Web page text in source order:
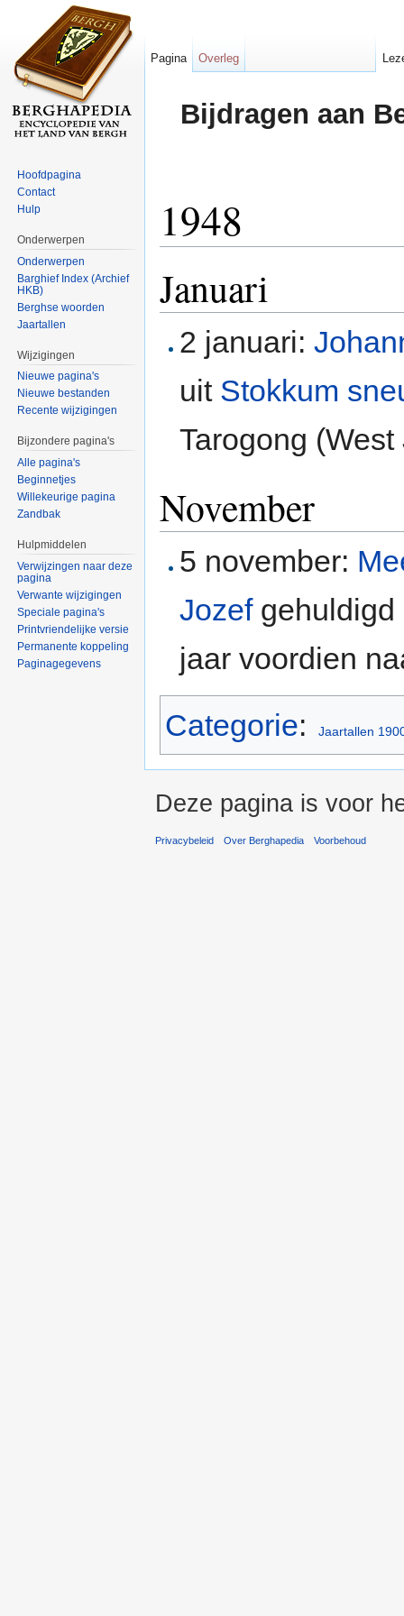
Bijdragen aan
1948
Januari
2 januari:
uit Stokkum
Tarogong (West
November
5 november:
Jozefgehuldigd
jaar voordien
Categorie: Jaartallen
Pagina Overleg
Hoofdpagina
Contact
Hulp
Onderwerpen
Onderwerpen
Barghief Index (Archief
HKB)
Berghse woorden
Jaartallen
Wijzigingen
Nieuwe pagina's
Nieuwe bestanden
Recente wijzigingen
Bijzondere pagina's
Alle pagina's
Beginnetjes
Willekeurige pagina
Zandbak
Hulpmiddelen
Verwijzingen naar deze
pagina
Verwante wijzigingen
Speciale pagina's
Printvriendelijke versie
Permanente koppeling
Paginagegevens
Deze pagina is voor
Privacybeleid Over Berghapedia Voorbehoud